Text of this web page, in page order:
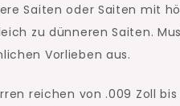
Saiten oder Saiten mit
zu dünneren Saiten.
Vorlieben aus.
reichen von .009 Zoll